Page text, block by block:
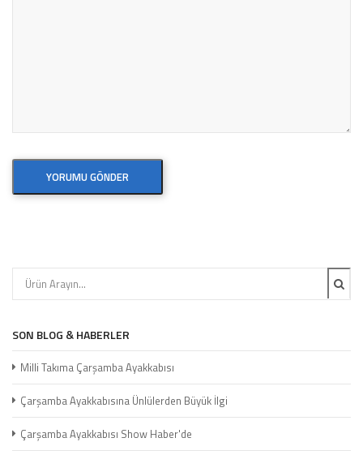
SON BLOG & HABERLER
Milli Takıma Çarşamba Ayakkabısı
Çarşamba Ayakkabısına Ünlülerden Büyük İlgi
Çarşamba Ayakkabısı Show Haber'de